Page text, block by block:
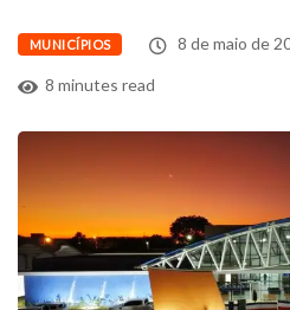
MUNICÍPIOS 8 de maio de
8 minutes read